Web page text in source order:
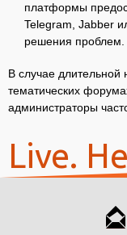
платформы
Telegram, Jabber
решения проблем.
В случае длительной
тематических
администраторы
Live.